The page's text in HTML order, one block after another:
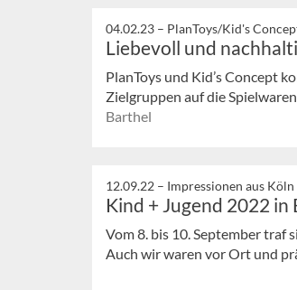
04.02.23 – PlanToys/Kid's
Liebevoll und
PlanToys und Kid’s Concept
Zielgruppen auf die
Barthel
12.09.22 – Impressionen aus Köln
Kind + Jugend 2022 in
Vom 8. bis 10. September traf
Auch wir waren vor Ort und